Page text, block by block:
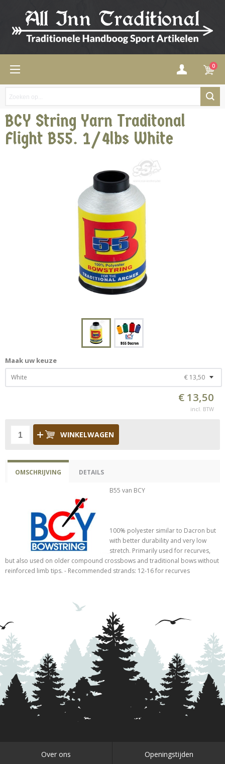
0
BCY String Yarn Traditonal
Flight B55. 1/4lbs White
Maak uw keuze
White € 13,50
€ 13,50
incl. BTW
WINKELWAGEN
OMSCHRIJVING DETAILS
B55 van BCY
100% polyester similar to Dacron but
with better durability and very low
stretch. Primarily used for recurves,
but also used on older compound crossbows and traditional bows without
reinforced limb tips. - Recommended strands: 12-16 for recurves
Over ons Openingstijden